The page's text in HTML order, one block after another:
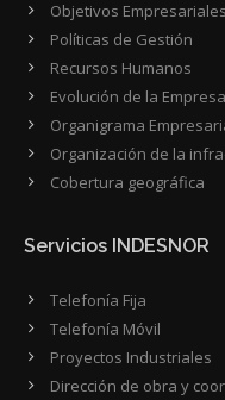
Objetivos Empresariales
Políticas de Gestión
Recursos Humanos
Evolución de la Empresa
Organigrama
Organización de la
Cobertura geográfica
Servicios INDESNOR
Telefonía Fija
Telefonía Móvil
Proyectos Industriales
Dirección de obra y